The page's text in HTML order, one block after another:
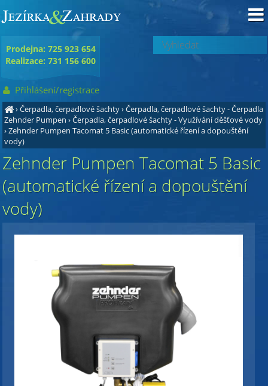
›Čerpadla, čerpadlové šachty›Čerpadla, čerpadlové šachty - Čerpadla
Zehnder Pumpen ›Čerpadla, čerpadlové šachty - Využívání děšťové vody
›Zehnder Pumpen Tacomat 5 Basic (automatické řízení a dopouštění
vody)
Zehnder Pumpen Tacomat 5 Basic
(automatické řízení a dopouštění
vody)
Prodejna: 725 923 654
Realizace: 731 156 600
Přihlášení/registrace